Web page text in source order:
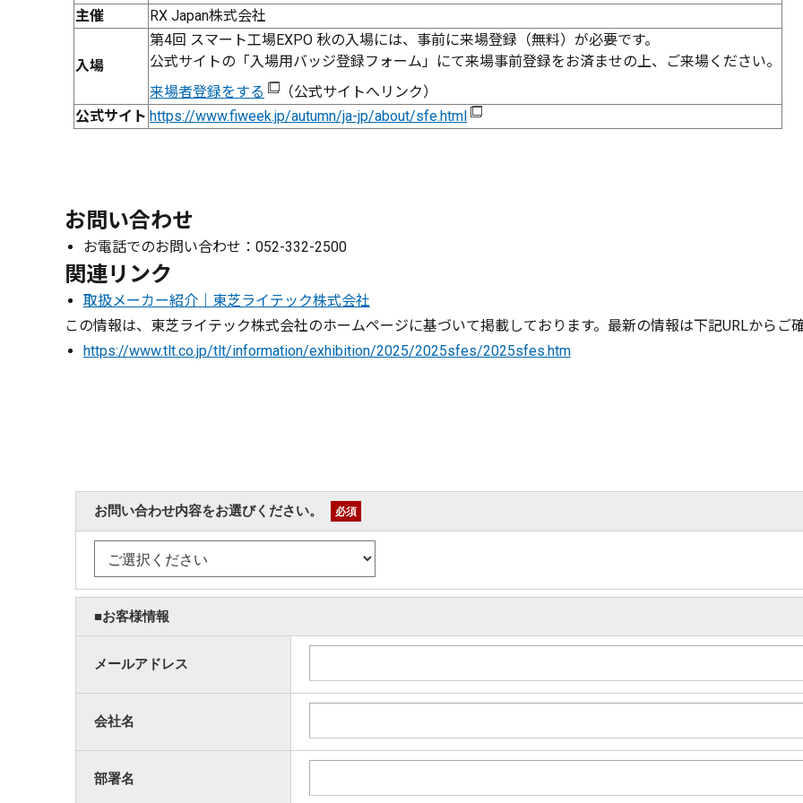
主催
RX Japan株式会社
入場
第4回 スマート工場EXPO 秋の入場には、事前に来場登録（無料）が必要です。
公式サイトの「入場用バッジ登録フォーム」にて来場事前登録をお済ませの上、ご来場ください。
来場者登録をする
（公式サイトへリンク）
公式サイト https://www.fiweek.jp/autumn/ja-jp/about/sfe.html
お問い合わせ
お電話でのお問い合わせ：052-332-2500
関連リンク
取扱メーカー紹介｜東芝ライテック株式会社
この情報は、東芝ライテック株式会社のホームページに基づいて掲載しております。最新の情報は下記URLからご
https://www.tlt.co.jp/tlt/information/exhibition/2025/2025sfes/2025sfes.htm
お問い合わせ内容をお選びください。 必須
■お客様情報
メールアドレス
会社名
部署名